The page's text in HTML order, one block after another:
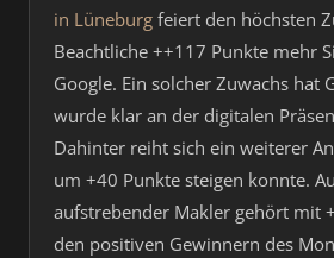
in Lüneburg feiert den höchsten
Beachtliche ++117 Punkte mehr
Google. Ein solcher Zuwachs hat
wurde klar an der digitalen
Dahinter reiht sich ein weiterer
um +40 Punkte steigen konnte.
aufstrebender Makler gehört mit
den positiven Gewinnern des